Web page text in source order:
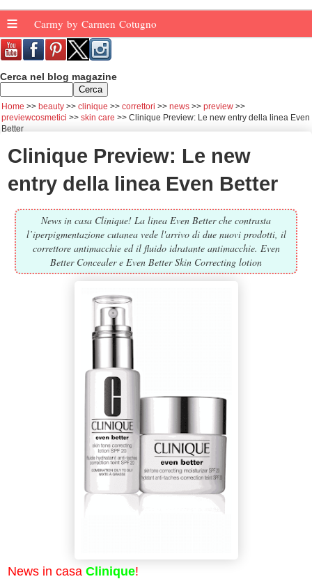
≡ Carmy by Carmen Cotugno
Cerca nel blog magazine
Home beauty clinique correttori news
preview
previewcosmetici
skin care
Clinique Preview: Le new entry della linea Even
Better
Clinique Preview: Le new
entry della linea Even Better
News in casa Clinique! La linea Even Better che contrasta
l’iperpigmentazione cutanea vede l'arrivo di due nuovi prodotti, il
correttore antimacchie ed il fluido idratante antimacchie. Even
Better Concealer e Even Better Skin Correcting lotion
News in casa Clinique!